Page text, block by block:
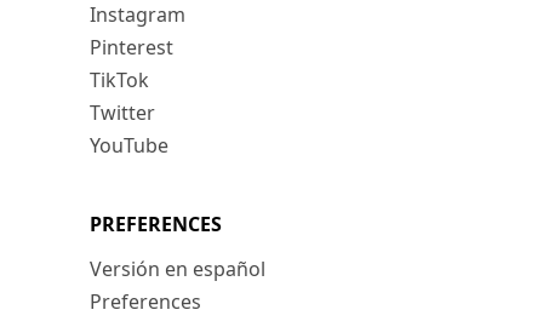
Instagram
Pinterest
TikTok
Twitter
YouTube
PREFERENCES
Versión en español
Preferences